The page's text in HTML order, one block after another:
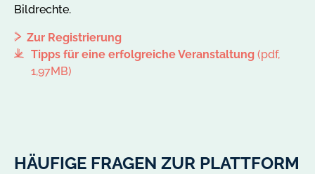
Bildrechte.
Zur Registrierung
Tipps für eine erfolgreiche Veranstaltung (pdf,
1,97MB)
HÄUFIGE FRAGEN ZUR PLATTFORM